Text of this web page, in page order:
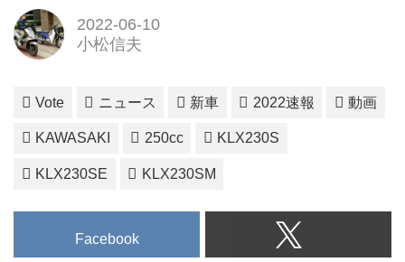
2022-06-10
小松信夫
Vote ニュース 新車 2022速報 動画
KAWASAKI 250cc KLX230S
KLX230SE KLX230SM
Facebook